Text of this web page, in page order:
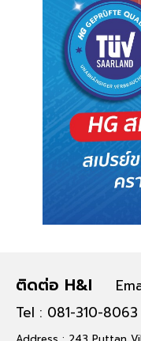
ติดต่อ H&I
Tel : 081-310-8063